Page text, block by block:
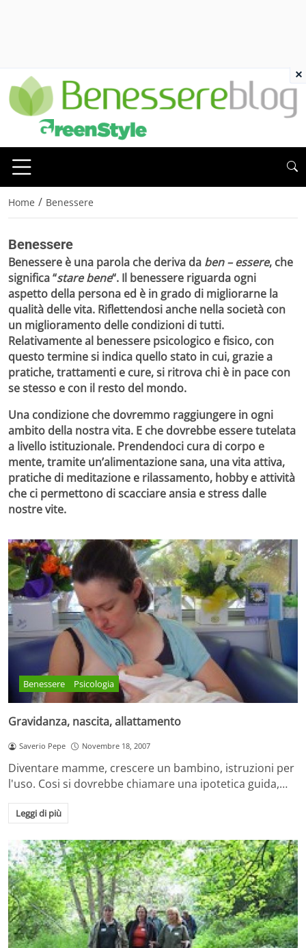
Home / Benessere
Benessere
Benessere è una parola che deriva da ben – essere, che
significa “stare bene“. Il benessere riguarda ogni
aspetto della persona ed è in grado di migliorarne la
qualità delle vita. Riflettendosi anche nella società con
un miglioramento delle condizioni di tutti.
Relativamente al benessere psicologico e fisico, con
questo termine si indica quello stato in cui, grazie a
pratiche, trattamenti e cure, si ritrova chi è in pace con
se stesso e con il resto del mondo.
Una condizione che dovremmo raggiungere in ogni
ambito della nostra vita. E che dovrebbe essere tutelata
a livello istituzionale. Prendendoci cura di corpo e
mente, tramite un’alimentazione sana, una vita attiva,
pratiche di meditazione e rilassamento, hobby e attività
che ci permettono di scacciare ansia e stress dalle
nostre vite.
Benessere Psicologia
Gravidanza, nascita, allattamento
Saverio Pepe Novembre 18, 2007
Diventare mamme, crescere un bambino, istruzioni per
l'uso. Cosi si dovrebbe chiamare una ipotetica guida,…
Leggi di più
×